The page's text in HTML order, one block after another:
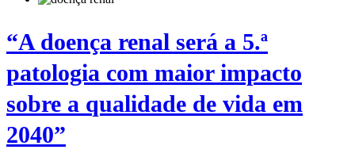
“A doença renal será a 5.ª
patologia com maior impacto
sobre a qualidade de vida em
2040”